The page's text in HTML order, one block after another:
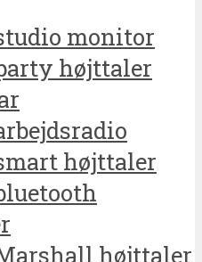
monitor
højttaler
højttaler
højttaler